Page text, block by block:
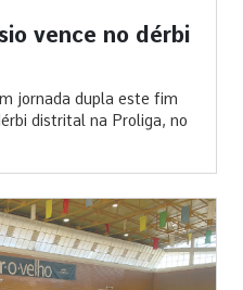
vence no dérbi
jornada dupla este fim
distrital na Proliga, no